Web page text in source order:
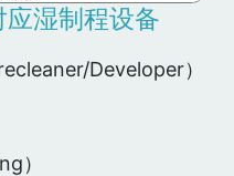
湿制程设备
Developer）
）